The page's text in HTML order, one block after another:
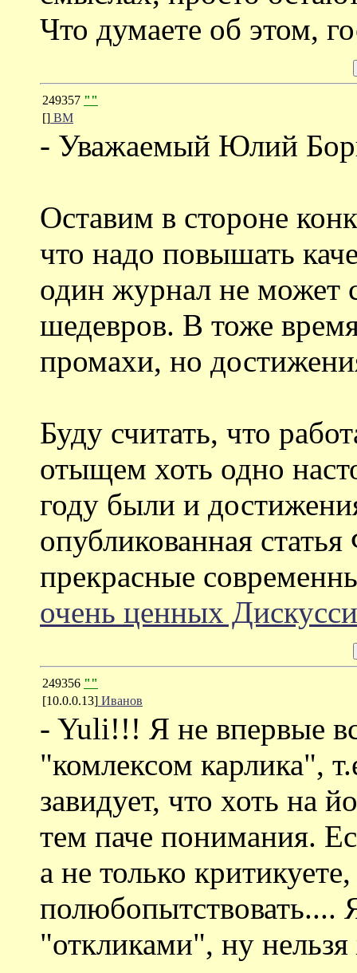
Что думаете об этом,
249357 ""
[] ВМ
- Уважаемый Юлий
Оставим в стороне
что надо повышать
один журнал не может
шедевров. В тоже
промахи, но
Буду считать, что
отыщем хоть одно
году были и
опубликованная
прекрасные
очень ценных
249356 ""
[10.0.0.13] Иванов
- Yuli!!! Я не впервые
"комлексом карлика",
завидует, что хоть на
тем паче понимания.
а не только
полюбопытствовать....
"откликами", ну